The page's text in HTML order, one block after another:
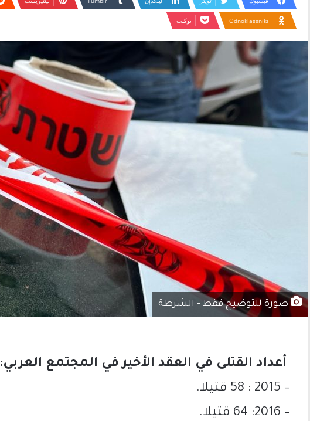
Odnoklassniki بوكيت
صورة للتوضيح فقط - الشرطة
أعداد القتلى في العقد الأخير في المجتمع العربي:
– 2015 : 58 قتيلا.
– 2016: 64 قتيلا.